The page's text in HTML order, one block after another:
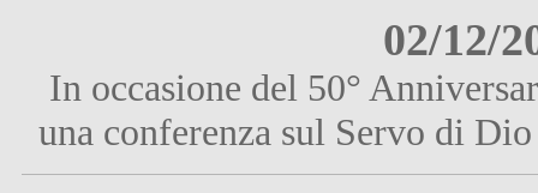
02/12/
In occasione del 50°
una conferenza sul Servo di